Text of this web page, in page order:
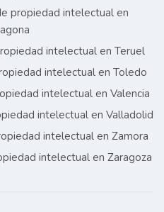
propiedad intelectual en
intelectual en Teruel
intelectual en Toledo
intelectual en Valencia
intelectual en Valladolid
intelectual en Zamora
intelectual en Zaragoza